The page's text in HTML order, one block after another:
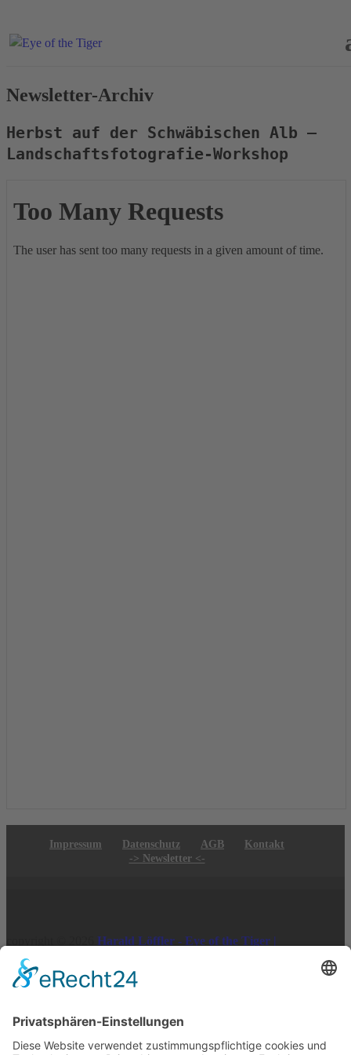
Newsletter-Archiv
Herbst auf der Schwäbischen Alb –
Landschaftsfotografie-Workshop
Impressum Datenschutz AGB
Kontakt
-> Newsletter <-
Harald Löffler - Eye of the Tiger |
Vertrag widerrufen